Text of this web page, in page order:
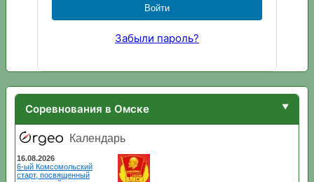
Забыли пароль?
Соревнования в Омске